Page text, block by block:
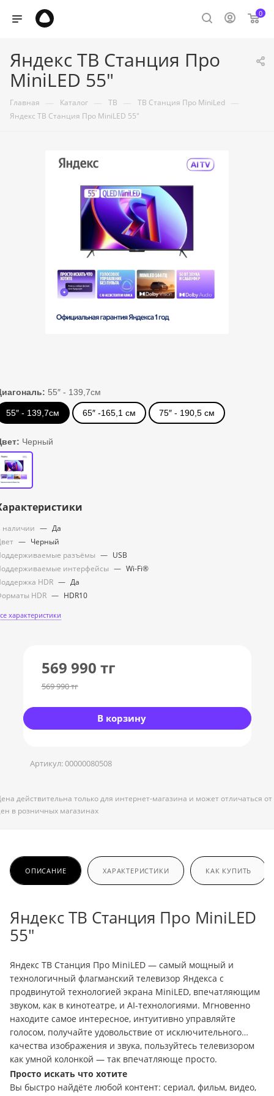
0
Яндекс ТВ Станция Про
MiniLED 55"
Главная — Каталог — ТВ — ТВ Станция Про MiniLed —
Яндекс ТВ Станция Про MiniLED 55"
55″ - 139,7см
55″ - 139,7см 65″ -165,1 см 75″ - 190,5 см
Черный
наличии — Да
— Черный
разъёмы — USB
интерфейсы — Wi-Fi®
HDR — Да
HDR — HDR10
характеристики
569 990 тг
569 990тг
В корзину
Артикул:00000080508
действительна только для интернет-магазина и может отличаться от
в розничных магазинах
ОПИСАНИЕ ХАРАКТЕРИСТИКИ КАК КУПИТЬ
Яндекс ТВ Станция Про MiniLED
55"
Яндекс ТВ Станция Про MiniLED — самый мощный и
технологичный флагманский телевизор Яндекса с
продвинутой технологией экрана MiniLED, впечатляющим
звуком, как в кинотеатре, и AI-технологиями. Мгновенно
находите самое интересное, интуитивно управляйте
голосом, получайте удовольствие от исключительного
качества изображения и звука, пользуйтесь телевизором
как умной колонкой — так впечатляюще просто.
Просто искать что хотите
Вы быстро найдёте любой контент: сериал, фильм, видео,